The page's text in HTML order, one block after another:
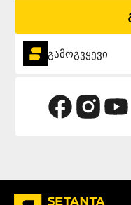
გამოგვყევი